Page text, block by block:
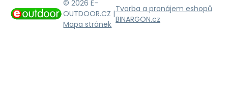
© 2026 E-
OUTDOOR.CZ |
Mapa stránek
Tvorba a pronájem eshopů
BINARGON.cz